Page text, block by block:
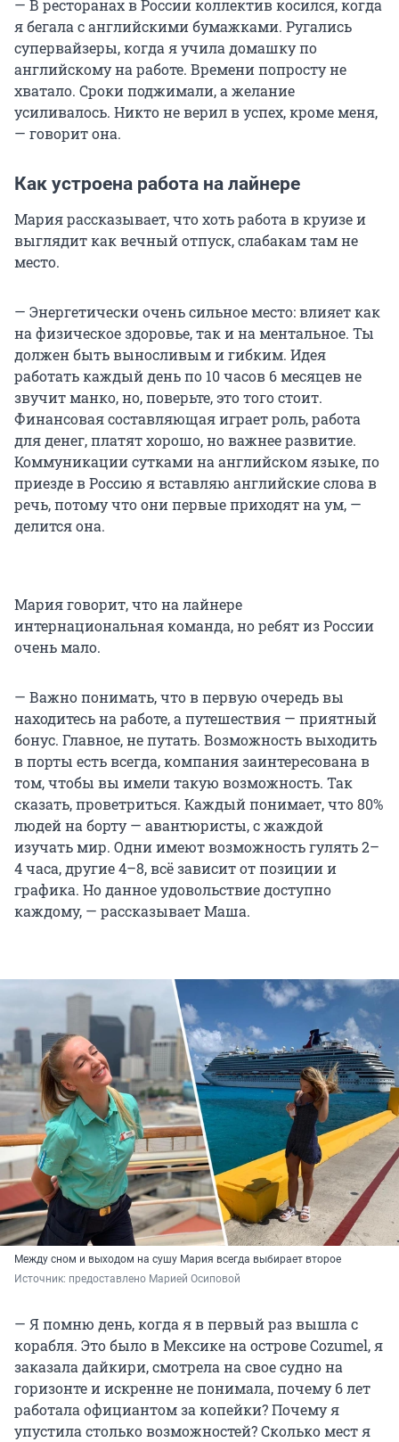
— В ресторанах в России коллектив косился, когда
я бегала с английскими бумажками. Ругались
супервайзеры, когда я учила домашку по
английскому на работе. Времени попросту не
хватало. Сроки поджимали, а желание
усиливалось. Никто не верил в успех, кроме меня,
— говорит она.
Как устроена работа на лайнере
Мария рассказывает, что хоть работа в круизе и
выглядит как вечный отпуск, слабакам там не
место.
— Энергетически очень сильное место: влияет как
на физическое здоровье, так и на ментальное. Ты
должен быть выносливым и гибким. Идея
работать каждый день по 10 часов 6 месяцев не
звучит манко, но, поверьте, это того стоит.
Финансовая составляющая играет роль, работа
для денег, платят хорошо, но важнее развитие.
Коммуникации сутками на английском языке, по
приезде в Россию я вставляю английские слова в
речь, потому что они первые приходят на ум, —
делится она.
Мария говорит, что на лайнере
интернациональная команда, но ребят из России
очень мало.
— Важно понимать, что в первую очередь вы
находитесь на работе, а путешествия — приятный
бонус. Главное, не путать. Возможность выходить
в порты есть всегда, компания заинтересована в
том, чтобы вы имели такую возможность. Так
сказать, проветриться. Каждый понимает, что 80%
людей на борту — авантюристы, с жаждой
изучать мир. Одни имеют возможность гулять 2–
4 часа, другие 4–8, всё зависит от позиции и
графика. Но данное удовольствие доступно
каждому, — рассказывает Маша.
Между сном и выходом на сушу Мария всегда выбирает второе
Источник: предоставлено Марией Осиповой
— Я помню день, когда я в первый раз вышла с
корабля. Это было в Мексике на острове Cozumel, я
заказала дайкири, смотрела на свое судно на
горизонте и искренне не понимала, почему 6 лет
работала официантом за копейки? Почему я
упустила столько возможностей? Сколько мест я